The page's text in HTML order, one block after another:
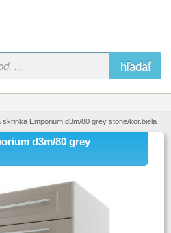
hľadať
skrinka Emporium d3m/80 grey stone/kor.biela
d3m/80 grey